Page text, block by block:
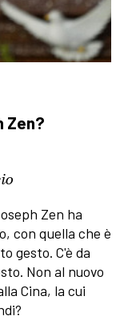
Zen?
Zen ha
con quella che è
gesto. C'è da
Non al nuovo
Cina, la cui